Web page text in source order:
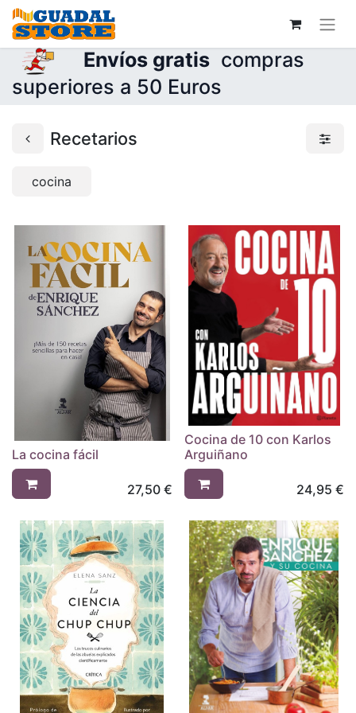
Envíos gratis compras
superiores a 50 Euros
Recetarios
cocina
La cocina fácil
27,50€
Cocina de 10 con Karlos
Arguiñano
24,95 €